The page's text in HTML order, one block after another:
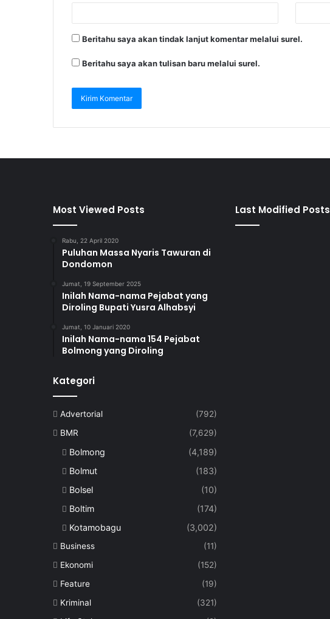
Beritahu saya akan tindak lanjut komentar melalui surel.
Beritahu saya akan tulisan baru melalui surel.
Most Viewed Posts
Rabu, 22 April 2020
Puluhan Massa Nyaris Tawuran di
Dondomon
Jumat, 19 September 2025
Inilah Nama-nama Pejabat yang
Diroling Bupati Yusra Alhabsyi
Jumat, 10 Januari 2020
Inilah Nama-nama 154 Pejabat
Bolmong yang Diroling
Kategori
Advertorial
(792)
BMR
(7,629)
Bolmong
(4,189)
Bolmut
(183)
Bolsel
(10)
Boltim
(174)
Kotamobagu
(3,002)
Business
(11)
Ekonomi
(152)
Feature
(19)
Kriminal
(321)
Last Modified Posts